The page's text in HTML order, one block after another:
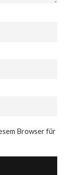
Browser für